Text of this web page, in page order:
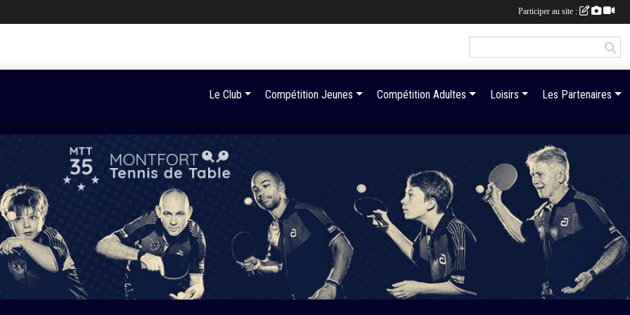
Le Club Compétition Jeunes Compétition Adultes Loisirs Les Partenaires
Participer au site :